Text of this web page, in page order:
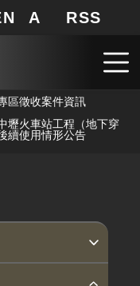
地圖A 局長信箱
RSS
區徵收案件資訊
壢火車站工程（地下穿
續使用情形公告